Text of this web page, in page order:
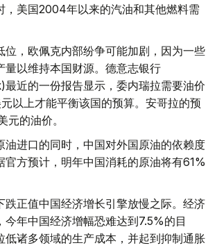
，美国2004年以来的汽油和其他燃料需
位，欧佩克内部纷争可能加剧，因为一些
量以维持本国财源。德意志银行
近的一份报告显示，委内瑞拉需要油价
以上才能平衡该国的预算。安哥拉的预
元的油价。
油进口的同时，中国对外国原油的依赖度
官方预计，明年中国消耗的原油将有61%
跌正值中国经济增长引擎放慢之际。经济
今年中国经济增幅恐难达到7.5%的目
低诸多领域的生产成本，并起到抑制通胀